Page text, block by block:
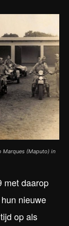
Marques (Maputo) in
met daarop
nieuwe
op als